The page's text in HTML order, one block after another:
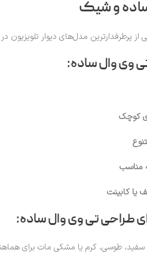
و شیک
از پرطرفدارترین مدل‌های دیوار
وی وال ساده:
کوچک
مناسب
یا کابینت
طراحی تی وی وال ساده:
طوسی، کرم یا مشکی مات برای